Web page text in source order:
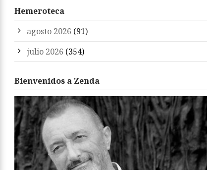
Hemeroteca
agosto 2026 (91)
julio 2026 (354)
Bienvenidos a Zenda